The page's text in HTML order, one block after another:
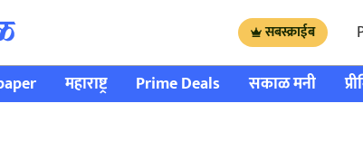
सबस्क्राईब
महाराष्ट्र Prime Deals सकाळ मनी